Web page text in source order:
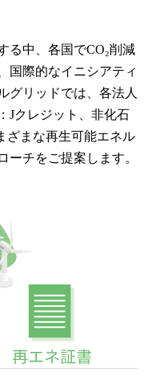
る中、各国でCO₂削減
国際的なイニシアティ
グリッドでは、各法人
Jクレジット、非化石
ざまな再生可能エネル
ーチをご提案します。